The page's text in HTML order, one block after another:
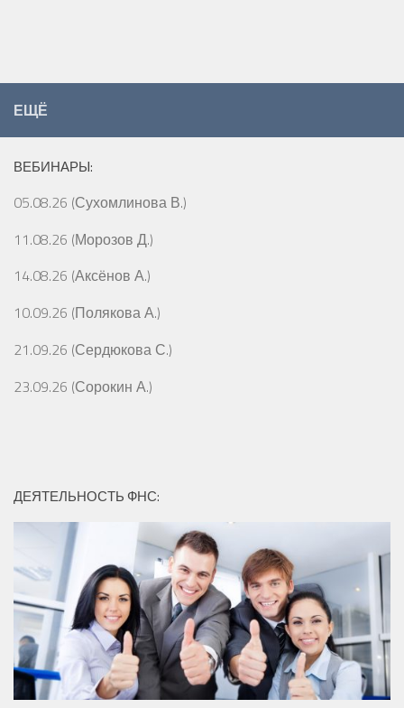
ЕЩЁ
ВЕБИНАРЫ:
05.08.26 (Сухомлинова В.)
11.08.26 (Морозов Д.)
14.08.26 (Аксёнов А.)
10.09.26 (Полякова А.)
21.09.26 (Сердюкова С.)
23.09.26 (Сорокин А.)
ДЕЯТЕЛЬНОСТЬ ФНС: